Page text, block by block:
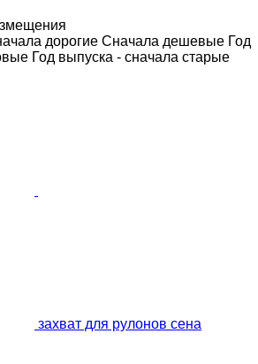
дорогие Сначала дешевые Год
Год выпуска - сначала старые
захват для рулонов сена